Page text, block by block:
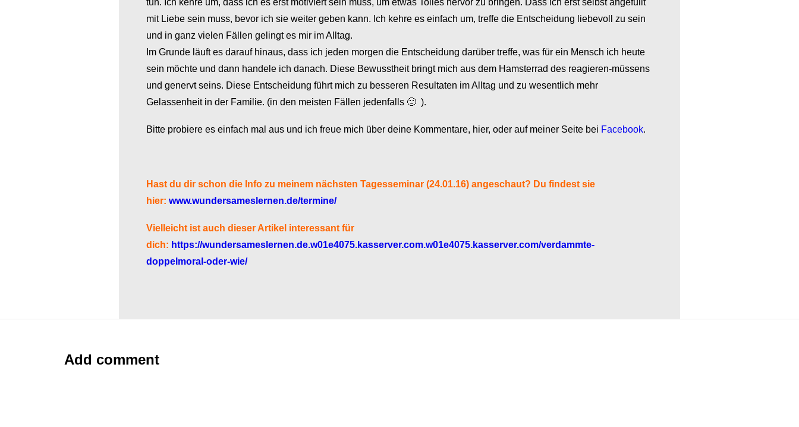
tun. Ich kehre um, dass ich es erst motiviert sein muss, um etwas Tolles hervor zu bringen. Dass ich erst selbst angefüllt
mit Liebe sein muss, bevor ich sie weiter geben kann. Ich kehre es einfach um, treffe die Entscheidung liebevoll zu sein
und in ganz vielen Fällen gelingt es mir im Alltag.
Im Grunde läuft es darauf hinaus, dass ich jeden morgen die Entscheidung darüber treffe, was für ein Mensch ich heute
sein möchte und dann handele ich danach. Diese Bewusstheit bringt mich aus dem Hamsterrad des reagieren-müssens
und genervt seins. Diese Entscheidung führt mich zu besseren Resultaten im Alltag und zu wesentlich mehr
Gelassenheit in der Familie. (in den meisten Fällen jedenfalls 🙂 ).
Bitte probiere es einfach mal aus und ich freue mich über deine Kommentare, hier, oder auf meiner Seite bei Facebook.
Hast du dir schon die Info zu meinem nächsten Tagesseminar (24.01.16) angeschaut? Du findest sie
hier: www.wundersameslernen.de/termine/
Vielleicht ist auch dieser Artikel interessant für
dich: https://wundersameslernen.de.w01e4075.kasserver.com.w01e4075.kasserver.com/verdammte-
doppelmoral-oder-wie/
Add comment